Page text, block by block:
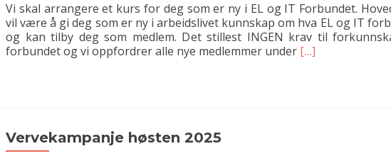
Vi skal arrangere et kurs for deg som er ny i EL og IT Forbundet.
vil være å gi deg som er ny i arbeidslivet kunnskap om hva EL og IT
og kan tilby deg som medlem. Det stillest INGEN krav til
forbundet og vi oppfordrer alle nye medlemmer under Read
[…]
Vervekampanje høsten 2025